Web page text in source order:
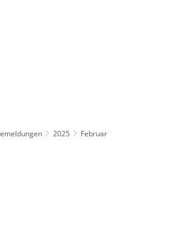
2025 Februar